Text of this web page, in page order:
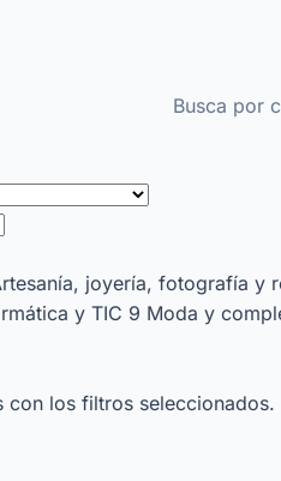
Busca por
joyería, fotografía y
y TIC 9 Moda y
con los filtros seleccionados.